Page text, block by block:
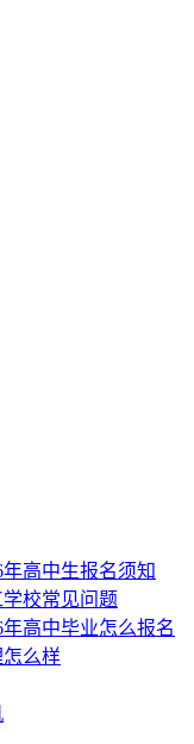
高中生报名须知
校常见问题
高中毕业怎么报名
么样